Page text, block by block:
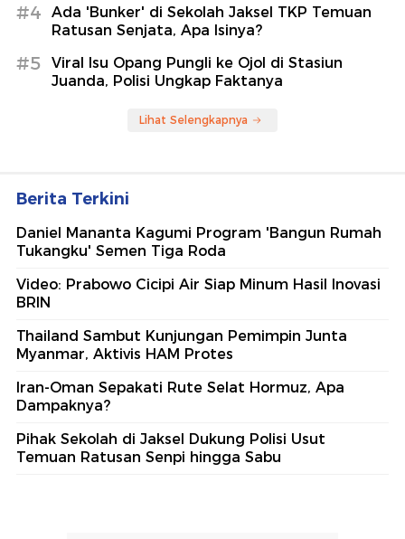
#4
Ada 'Bunker' di Sekolah Jaksel TKP Temuan
Ratusan Senjata, Apa Isinya?
#5
Viral Isu Opang Pungli ke Ojol di Stasiun
Juanda, Polisi Ungkap Faktanya
Lihat Selengkapnya
Berita Terkini
Daniel Mananta Kagumi Program 'Bangun Rumah
Tukangku' Semen Tiga Roda
Video: Prabowo Cicipi Air Siap Minum Hasil Inovasi
BRIN
Thailand Sambut Kunjungan Pemimpin Junta
Myanmar, Aktivis HAM Protes
Iran-Oman Sepakati Rute Selat Hormuz, Apa
Dampaknya?
Pihak Sekolah di Jaksel Dukung Polisi Usut
Temuan Ratusan Senpi hingga Sabu